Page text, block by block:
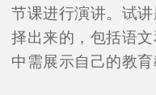
节课进行演讲。试
择出来的，包括语
中需展示自己的教